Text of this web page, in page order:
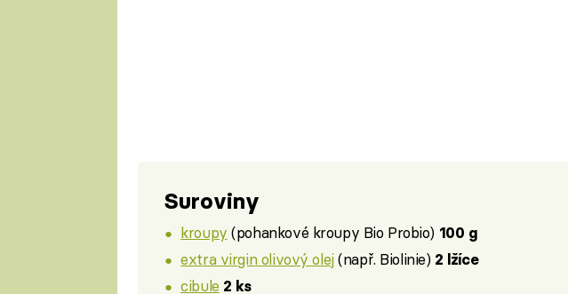
Suroviny
kroupy (pohankové kroupy Bio Probio) 100 g
extra virgin olivový olej(např. Biolinie) 2 lžíce
cibule 2 ks